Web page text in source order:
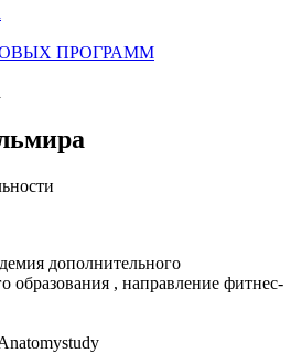
ПРОГРАММ
дополнительного
образования , направление фитнес-